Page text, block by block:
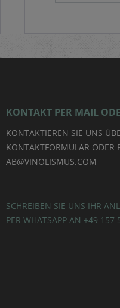
(Méthode
KONTAKT PER MAIL
KONTAKTIEREN SIE UNS
KONTAKTFORMULAR ODER
AB@VINOLISMUS.COM
SCHREIBEN SIE UNS IHR
PER WHATSAPP AN +49 157